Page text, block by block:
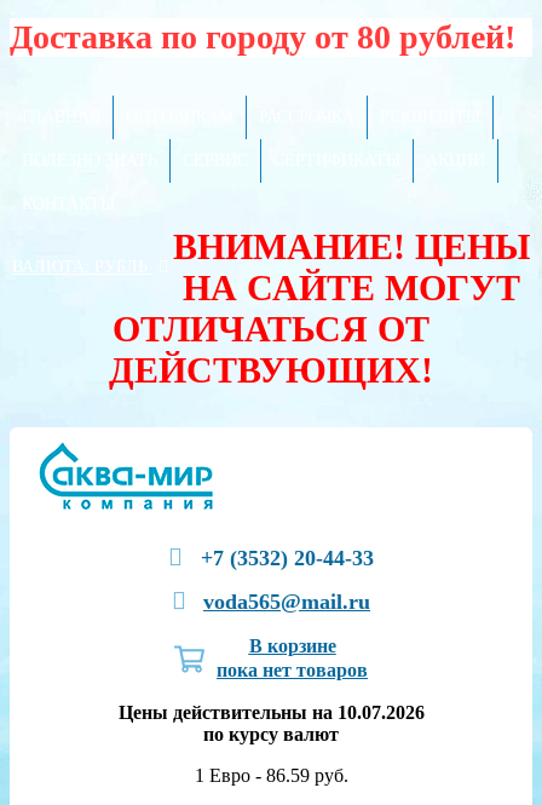
Доставка по городу от 80 рублей!
ВАЛЮТА:
ВНИМАНИЕ! ЦЕНЫ
НА САЙТЕ МОГУТ
ОТЛИЧАТЬСЯ ОТ
ДЕЙСТВУЮЩИХ!
+7 (3532) 20-44-33
voda565@mail.ru
В корзине
пока нет товаров
Цены действительны на 10.07.2026
по курсу валют
1 Евро - 86.59 руб.